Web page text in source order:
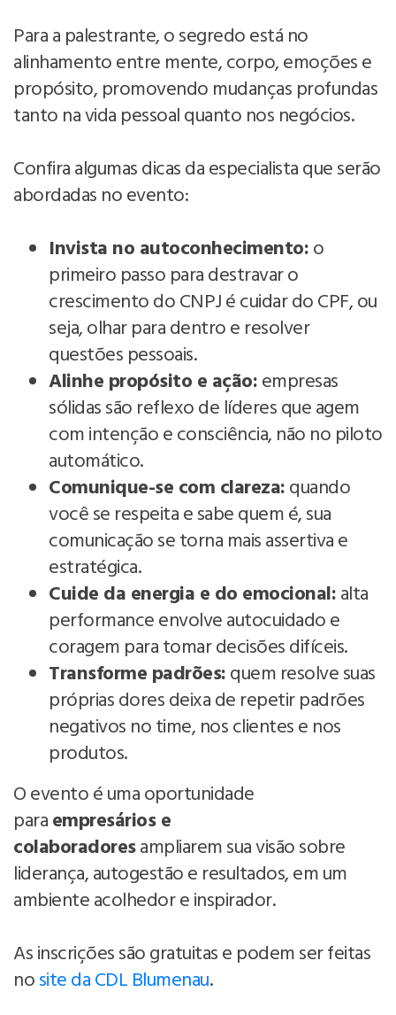
Para a palestrante, o segredo está no
alinhamento entre mente, corpo, emoções e
propósito, promovendo mudanças profundas
tanto na vida pessoal quanto nos negócios.
Confira algumas dicas da especialista que serão
abordadas no evento:
Invista no autoconhecimento:o
primeiro passo para destravar o
crescimento do CNPJ é cuidar do CPF, ou
seja, olhar para dentro e resolver
questões pessoais.
Alinhe propósito e ação:empresas
sólidas são reflexo de líderes que agem
com intenção e consciência, não no piloto
automático.
Comunique-se com clareza:quando
você se respeita e sabe quem é, sua
comunicação se torna mais assertiva e
estratégica.
Cuide da energia e do emocional:alta
performance envolve autocuidado e
coragem para tomar decisões difíceis.
Transforme padrões:quem resolve suas
próprias dores deixa de repetir padrões
negativos no time, nos clientes e nos
produtos.
O evento é uma oportunidade
paraempresários e
colaboradoresampliarem sua visão sobre
liderança, autogestão e resultados, em um
ambiente acolhedor e inspirador.
As inscrições são gratuitas e podem ser feitas
nosite da CDL Blumenau.